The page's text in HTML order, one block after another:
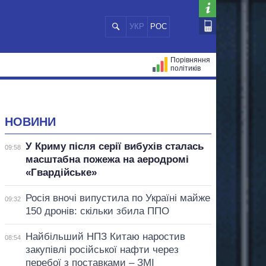
УКР РОС
Порівняння
політиків
НОВИНИ
09:58
У Криму після серії вибухів сталась
масштабна пожежа на аеродромі
«Гвардійське»
09:32
Росія вночі випустила по Україні майже
150 дронів: скільки збила ППО
08:54
Найбільший НПЗ Китаю наростив
закупівлі російської нафти через
перебої з поставками – ЗМІ